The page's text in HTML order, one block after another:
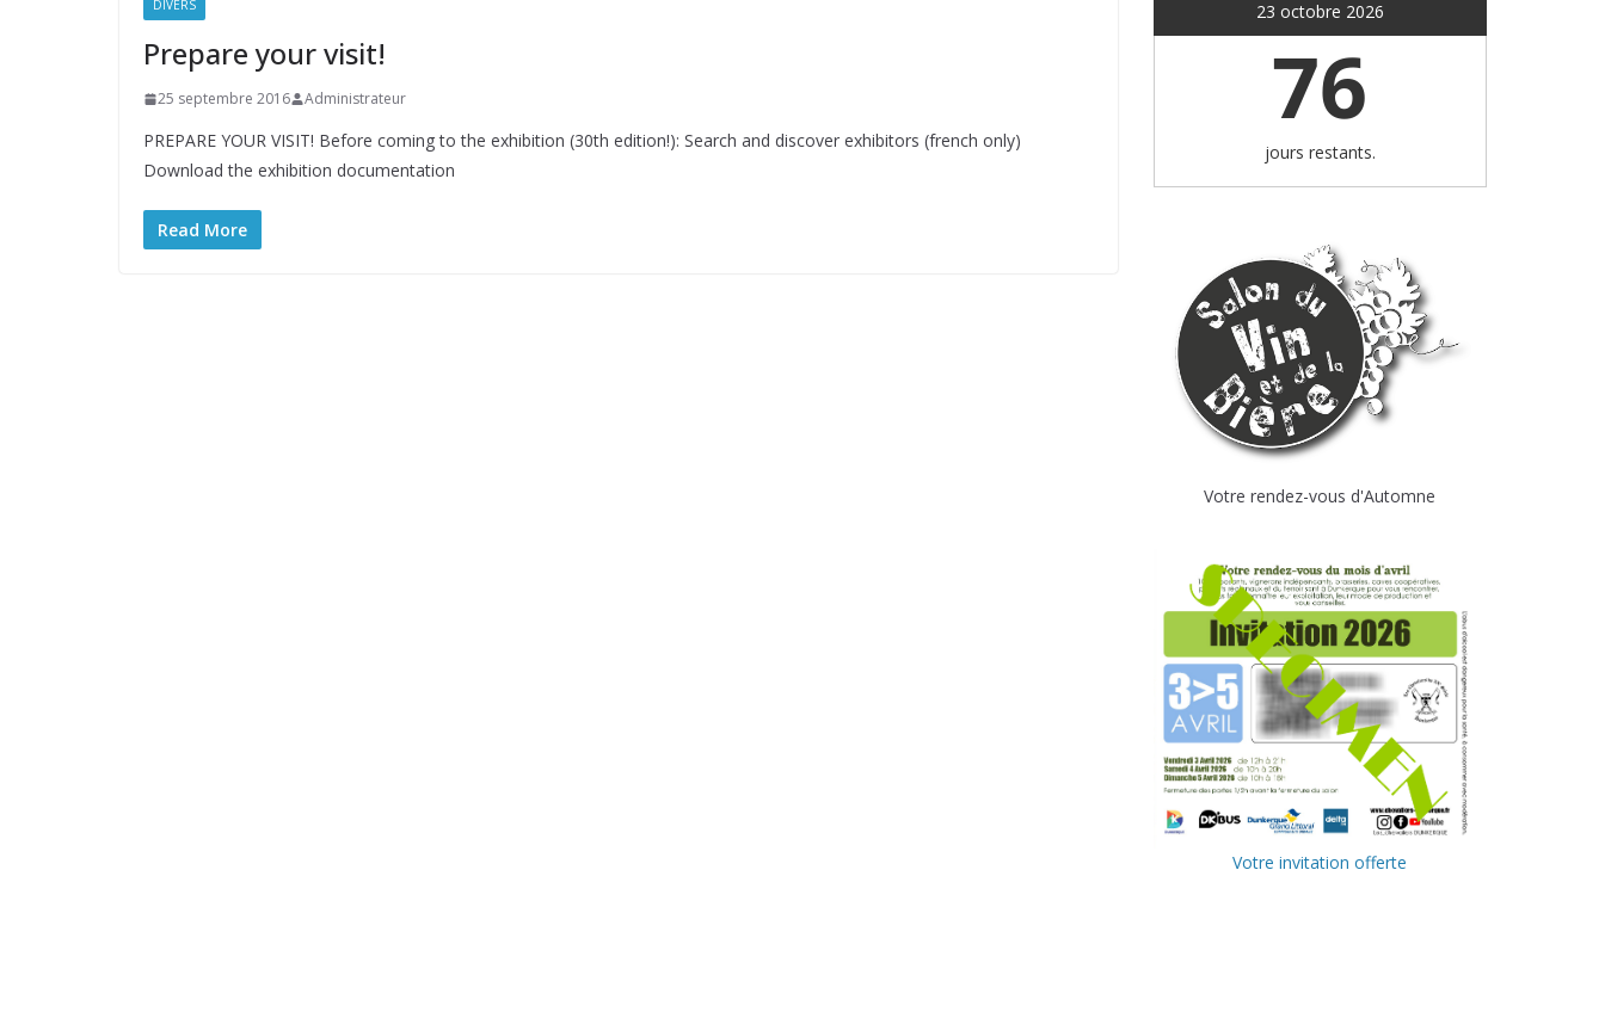
DIVERS
Prepare your visit!
25 septembre 2016 Administrateur
PREPARE YOUR VISIT! Before coming to the exhibition (30th edition!): Search and discover exhibitors (french only)
Download the exhibition documentation
Read More
23 octobre 2026
76
jours restants.
Votre rendez-vous d'Automne
Votre invitation offerte